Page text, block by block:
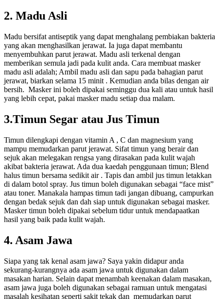
2. Madu Asli
Madu bersifat antiseptik yang dapat menghalang pembiakan bakteria
yang akan menghasilkan jerawat. Ia juga dapat membantu
menyembuhkan parut jerawat. Madu asli terkenal dengan
memberikan semula jadi pada kulit anda. Cara membuat masker
madu asli adalah; Ambil madu asli dan sapu pada bahagian parut
jerawat, biarkan selama 15 minit . Kemudian anda bilas dengan air
bersih. Masker ini boleh dipakai seminggu dua kali atau untuk hasil
yang lebih cepat, pakai masker madu setiap dua malam.
3.Timun Segar atau Jus Timun
Timun dilengkapi dengan vitamin A , C dan magnesium yang
mampu memudarkan parut jerawat. Sifat timun yang berair dan
sejuk akan melegakan rengsa yang dirasakan pada kulit wajah
akibat bakteria jerawat. Ada dua kaedah penggunaan timun; Blend
halus timun bersama sedikit air . Tapis dan ambil jus timun letakkan
di dalam botol spray. Jus timun boleh digunakan sebagai “face mist”
atau toner. Manakala hampas timun tadi jangan dibuang, campurkan
dengan bedak sejuk dan dah siap untuk digunakan sebagai masker.
Masker timun boleh dipakai sebelum tidur untuk mendapaatkan
hasil yang baik pada kulit wajah.
4. Asam Jawa
Siapa yang tak kenal asam jawa? Saya yakin didapur anda
sekurang-kurangnya ada asam jawa untuk digunakan dalam
masakan harian. Selain dapat menambah keenakan dalam masakan,
asam jawa juga boleh digunakan sebagai ramuan untuk mengatasi
masalah kesihatan seperti sakit tekak dan memudarkan parut